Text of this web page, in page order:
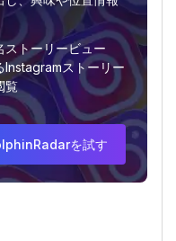
ストーリービュー
Instagramストーリー
覧
を試す